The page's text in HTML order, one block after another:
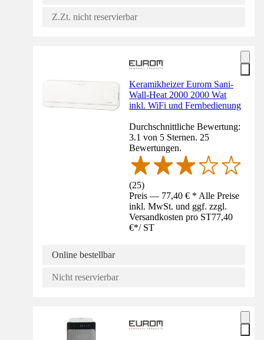
Z.Zt. nicht reservierbar
Keramikheizer Eurom Sani-
Wall-Heat 2000 2000 Wat
inkl. WiFi und Fernbedienung
Durchschnittliche Bewertung:
3.1 von 5 Sternen. 25
Bewertungen.
(25)
Preis — 77,40 € * Alle Preise
inkl. MwSt. und ggf. zzgl.
Versandkosten pro ST77,40
€*/ ST
Online bestellbar
Nicht reservierbar